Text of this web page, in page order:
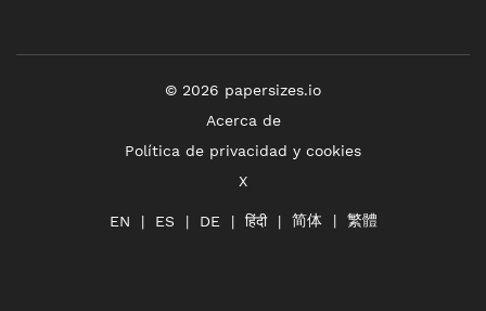
© 2026 papersizes.io
Acerca de
Política de privacidad y cookies
X
EN ES DE हिंदी 简体 繁體